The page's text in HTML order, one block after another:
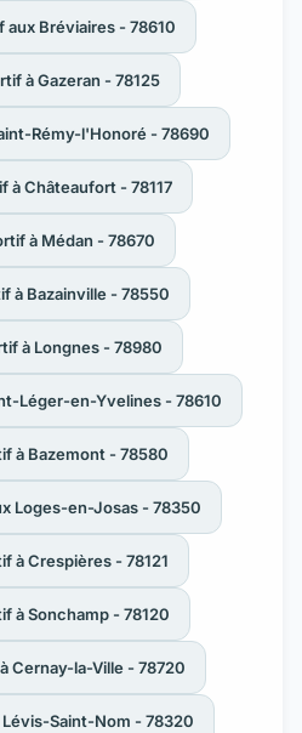
aux Bréviaires - 78610
à Gazeran - 78125
Rémy-l'Honoré - 78690
à Châteaufort - 78117
à Médan - 78670
à Bazainville - 78550
à Longnes - 78980
Léger-en-Yvelines - 78610
à Bazemont - 78580
Loges-en-Josas - 78350
à Crespières - 78121
à Sonchamp - 78120
Cernay-la-Ville - 78720
Saint-Nom - 78320